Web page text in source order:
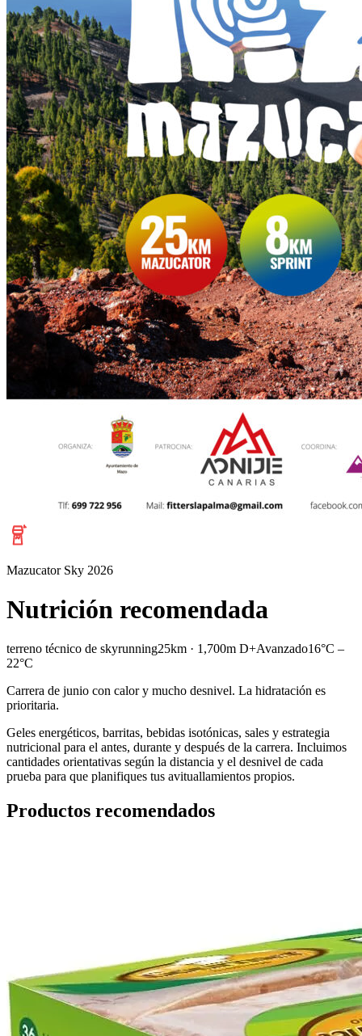
Mazucator Sky 2026
Nutrición recomendada
terreno técnico de skyrunning25km · 1,700m D+Avanzado16°C –
22°C
Carrera de junio con calor y mucho desnivel. La hidratación es
prioritaria.
Geles energéticos, barritas, bebidas isotónicas, sales y estrategia
nutricional para el antes, durante y después de la carrera. Incluimos
cantidades orientativas según la distancia y el desnivel de cada
prueba para que planifiques tus avituallamientos propios.
Productos recomendados